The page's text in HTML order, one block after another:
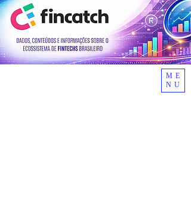
ME
NU